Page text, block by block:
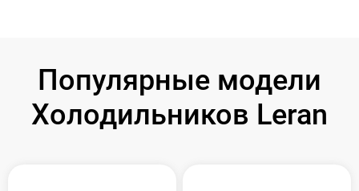
Популярные модели
Холодильников Leran